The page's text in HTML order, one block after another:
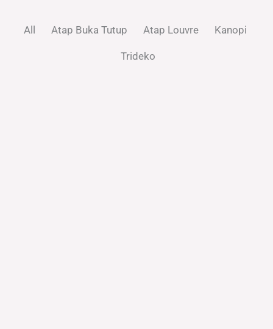
All Atap Buka Tutup Atap Louvre Kanopi
Trideko